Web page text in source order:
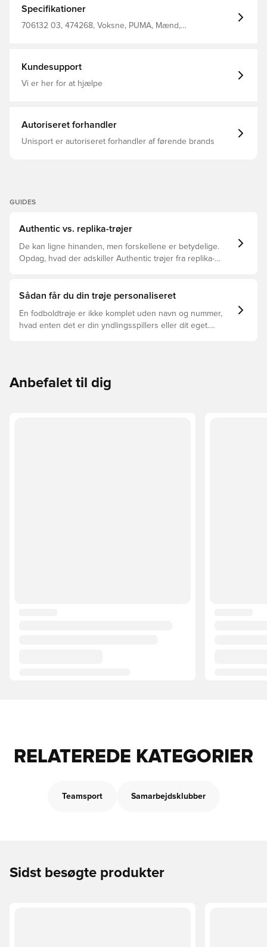
Specifikationer
706132 03, 474268, Voksne, PUMA, Mænd,
Kundesupport
Vi er her for at hjælpe
Autoriseret forhandler
Unisport er autoriseret forhandler af førende brands
GUIDES
Authentic vs. replika-trøjer
De kan ligne hinanden, men forskellene er betydelige.
Opdag, hvad der adskiller Authentic trøjer fra replika-
Sådan får du din trøje personaliseret
En fodboldtrøje er ikke komplet uden navn og nummer,
hvad enten det er din yndlingsspillers eller dit eget.
Anbefalet til dig
RELATEREDE KATEGORIER
Teamsport Samarbejdsklubber
Sidst besøgte produkter